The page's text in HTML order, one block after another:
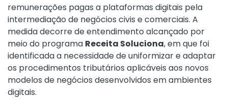
remunerações pagas a plataformas digitais pela
intermediação de negócios civis e comerciais. A
medida decorre de entendimento alcançado por
meio do programa Receita Soluciona, em que foi
identificada a necessidade de uniformizar e adaptar
os procedimentos tributários aplicáveis aos novos
modelos de negócios desenvolvidos em ambientes
digitais.